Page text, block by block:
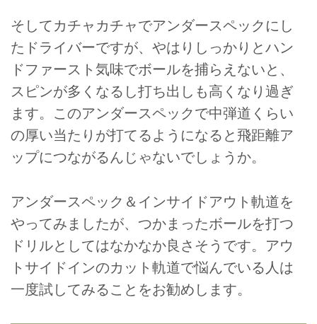
そしてカチャカチャでアンダースペックにし
たドライバーですが、やはりしっかりとハン
ドファースト気味でボールを捕らえないと、
スピンが多くなるし打ち出しも高くなり過ぎ
ます。このアンダースペックで中弾道くらい
の厚い当たりが打てるようになると飛距離ア
ップにつながるんじゃないでしょうか。
アンダースペック＆インサイドアウト軌道を
やってみましたが、つかまったボールを打つ
ドリルとしてはなかなか良さそうです。アウ
トサイドインのカット軌道で悩んでいる人は
一度試してみることをお勧めします。